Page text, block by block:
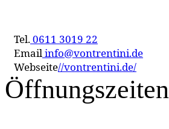
Tel.0611 3019 22
Emailinfo@vontrentini.de
Webseite//vontrentini.de/
Öffnungszeiten